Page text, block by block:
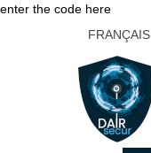
enter the code here
FRANÇAIS